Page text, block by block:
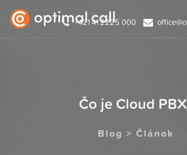
+421 41 2225 000
Čo je Cloud
Blog > Článok